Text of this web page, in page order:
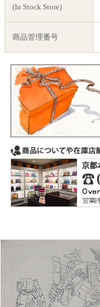
(In Stock Store)
商品管理番号